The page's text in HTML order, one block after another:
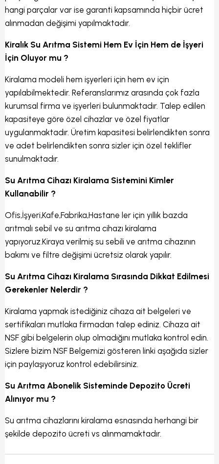
hangi parçalar var ise garanti kapsamında hiçbir ücret
alınmadan değişimi yapılmaktadır.
Kiralık Su Arıtma Sistemi Hem Ev İçin Hem de İşyeri
İçin Oluyor mu ?
Kiralama modeli hem işyerleri için hem ev için
yapılabilmektedir. Referanslarımız arasında çok fazla
kurumsal firma ve işyerleri bulunmaktadır. Talep edilen
kapasiteye göre özel cihazlar ve özel fiyatlar
uygulanmaktadır. Üretim kapasitesi belirlendikten sonra
ve adet belirlendikten sonra sizler için özel teklifler
sunulmaktadır.
Su Arıtma Cihazı Kiralama Sistemini Kimler
Kullanabilir ?
Ofis,İşyeri,Kafe,Fabrika,Hastane ler için yıllık bazda
arıtmalı sebil ve su arıtma cihazı kiralama
yapıyoruz.Kiraya verilmiş su sebili ve arıtma cihazının
bakımı ve filtre değişimi ücretsiz olarak yapılır.
Su Arıtma Cihazı Kiralama Sırasında Dikkat Edilmesi
Gerekenler Nelerdir ?
Kiralama yapmak istediğiniz cihaza ait belgeleri ve
sertifikaları mutlaka firmadan talep ediniz. Cihaza ait
NSF gibi belgelerin olup olmadığını mutlaka kontrol edin.
Sizlere bizim NSF Belgemizi gösteren linki aşağıda sizler
için paylaşıyoruz kontrol edebilirsiniz.
Su Arıtma Abonelik Sisteminde Depozito Ücreti
Alınıyor mu ?
Su arıtma cihazlarını kiralama esnasında herhangi bir
şekilde depozito ücreti vs alınmamaktadır.